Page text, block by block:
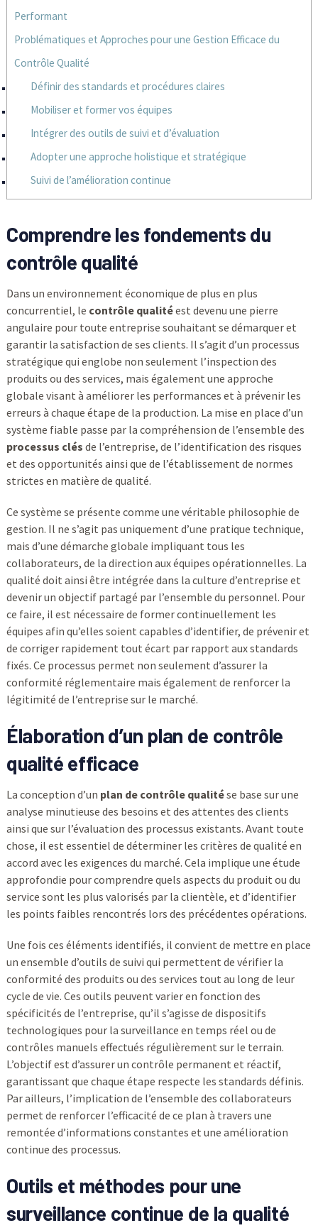
Performant
Problématiques et Approches pour une Gestion Efficace du
Contrôle Qualité
Définir des standards et procédures claires
Mobiliser et former vos équipes
Intégrer des outils de suivi et d’évaluation
Adopter une approche holistique et stratégique
Suivi de l’amélioration continue
Comprendre les fondements du
contrôle qualité
Dans un environnement économique de plus en plus
concurrentiel, le contrôle qualitéest devenu une pierre
angulaire pour toute entreprise souhaitant se démarquer et
garantir la satisfaction de ses clients. Il s’agit d’un processus
stratégique qui englobe non seulement l’inspection des
produits ou des services, mais également une approche
globale visant à améliorer les performances et à prévenir les
erreurs à chaque étape de la production. La mise en place d’un
système fiable passe par la compréhension de l’ensemble des
processus clés de l’entreprise, de l’identification des risques
et des opportunités ainsi que de l’établissement de normes
strictes en matière de qualité.
Ce système se présente comme une véritable philosophie de
gestion. Il ne s’agit pas uniquement d’une pratique technique,
mais d’une démarche globale impliquant tous les
collaborateurs, de la direction aux équipes opérationnelles. La
qualité doit ainsi être intégrée dans la culture d’entreprise et
devenir un objectif partagé par l’ensemble du personnel. Pour
ce faire, il est nécessaire de former continuellement les
équipes afin qu’elles soient capables d’identifier, de prévenir et
de corriger rapidement tout écart par rapport aux standards
fixés. Ce processus permet non seulement d’assurer la
conformité réglementaire mais également de renforcer la
légitimité de l’entreprise sur le marché.
Élaboration d’un plan de contrôle
qualité efficace
La conception d’un plan de contrôle qualitése base sur une
analyse minutieuse des besoins et des attentes des clients
ainsi que sur l’évaluation des processus existants. Avant toute
chose, il est essentiel de déterminer les critères de qualité en
accord avec les exigences du marché. Cela implique une étude
approfondie pour comprendre quels aspects du produit ou du
service sont les plus valorisés par la clientèle, et d’identifier
les points faibles rencontrés lors des précédentes opérations.
Une fois ces éléments identifiés, il convient de mettre en place
un ensemble d’outils de suivi qui permettent de vérifier la
conformité des produits ou des services tout au long de leur
cycle de vie. Ces outils peuvent varier en fonction des
spécificités de l’entreprise, qu’il s’agisse de dispositifs
technologiques pour la surveillance en temps réel ou de
contrôles manuels effectués régulièrement sur le terrain.
L’objectif est d’assurer un contrôle permanent et réactif,
garantissant que chaque étape respecte les standards définis.
Par ailleurs, l’implication de l’ensemble des collaborateurs
permet de renforcer l’efficacité de ce plan à travers une
remontée d’informations constantes et une amélioration
continue des processus.
Outils et méthodes pour une
surveillance continue de la qualité